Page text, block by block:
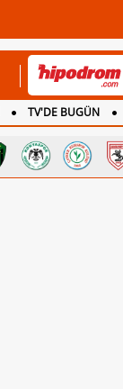
TV'DE BUGÜN